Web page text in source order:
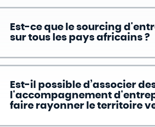
Est-ce que le sourcing
sur tous les pays africains ?
Est-il possible d’associer
l'accompagnement
faire rayonner le territoire